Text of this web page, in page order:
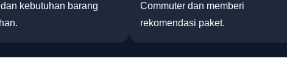
dan kebutuhan barang
Commuter dan memberi
rekomendasi paket.